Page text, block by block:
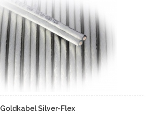
Goldkabel Silver-Flex